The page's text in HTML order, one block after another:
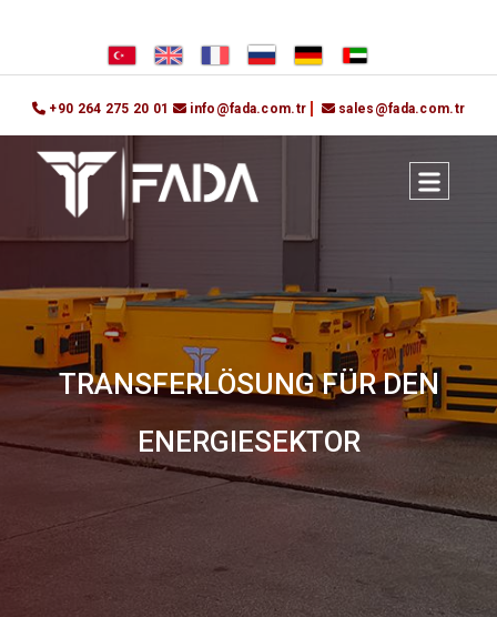
+90 264 275 20 01 info@fada.com.tr sales@fada.com.tr
TRANSFERLÖSUNG FÜR DEN
ENERGIESEKTOR